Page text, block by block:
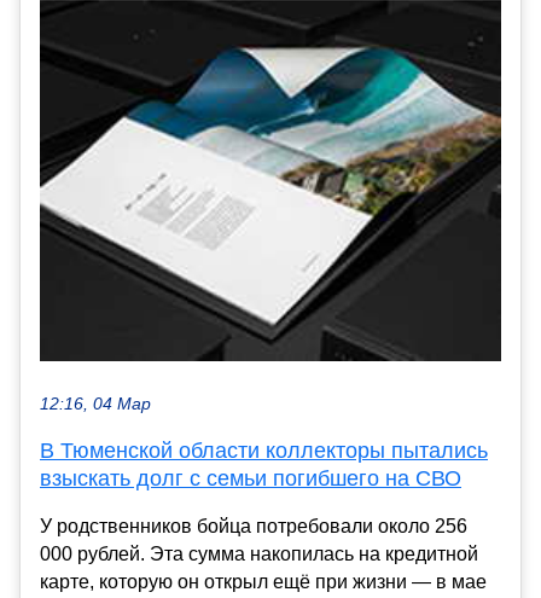
12:16, 04 Мар
В Тюменской области коллекторы пытались
взыскать долг с семьи погибшего на СВО
У родственников бойца потребовали около 256
000 рублей. Эта сумма накопилась на кредитной
карте, которую он открыл ещё при жизни — в мае